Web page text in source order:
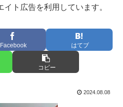
ト広告を利用しています。
Facebook はてブ
コピー
2024.08.08